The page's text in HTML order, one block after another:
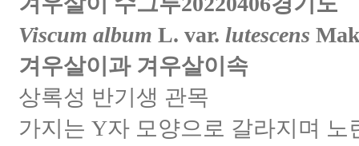
Viscum album L. var. lutescens
겨우살이과 겨우살이속
상록성 반기생 관목
가지는 Y자 모양으로 갈라지며